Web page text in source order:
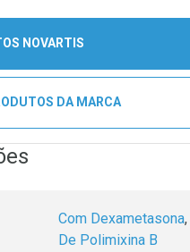
NOVARTIS
DA MARCA
Com Dexametasona,
De Polimixina B